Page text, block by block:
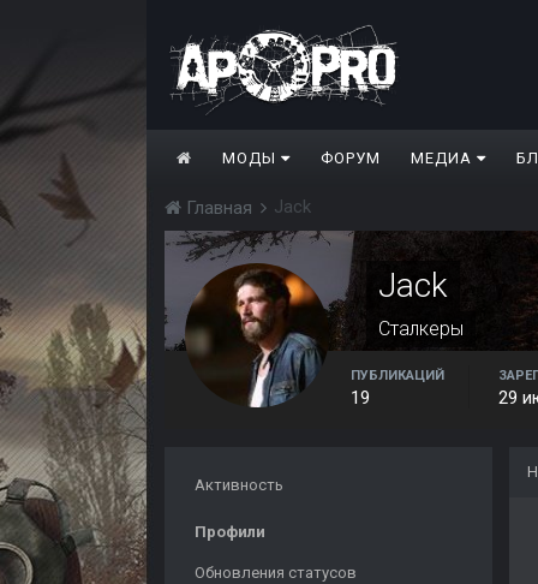
МОДЫ ФОРУМ МЕДИА
Главная Jack
Jack
Сталкеры
ПУБЛИКАЦИЙ
19 29
Активность
Профили
Обновления статусов